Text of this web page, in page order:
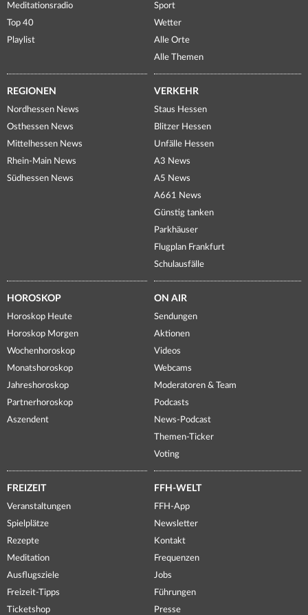
Meditationsradio
Top 40
Playlist
Sport
Wetter
Alle Orte
Alle Themen
REGIONEN
Nordhessen News
Osthessen News
Mittelhessen News
Rhein-Main News
Südhessen News
VERKEHR
Staus Hessen
Blitzer Hessen
Unfälle Hessen
A3 News
A5 News
A661 News
Günstig tanken
Parkhäuser
Flugplan Frankfurt
Schulausfälle
HOROSKOP
Horoskop Heute
Horoskop Morgen
Wochenhoroskop
Monatshoroskop
Jahreshoroskop
Partnerhoroskop
Aszendent
ON AIR
Sendungen
Aktionen
Videos
Webcams
Moderatoren & Team
Podcasts
News-Podcast
Themen-Ticker
Voting
FREIZEIT
Veranstaltungen
Spielplätze
Rezepte
Meditation
Ausflugsziele
Freizeit-Tipps
Ticketshop
FFH-WELT
FFH-App
Newsletter
Kontakt
Frequenzen
Jobs
Führungen
Presse